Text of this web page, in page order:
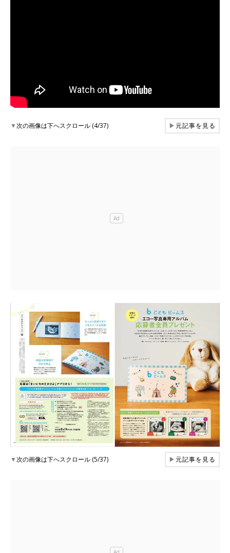
▼次の画像は下へスクロール (4/37) ▶元記事を見る
▼次の画像は下へスクロール (5/37) ▶元記事を見る